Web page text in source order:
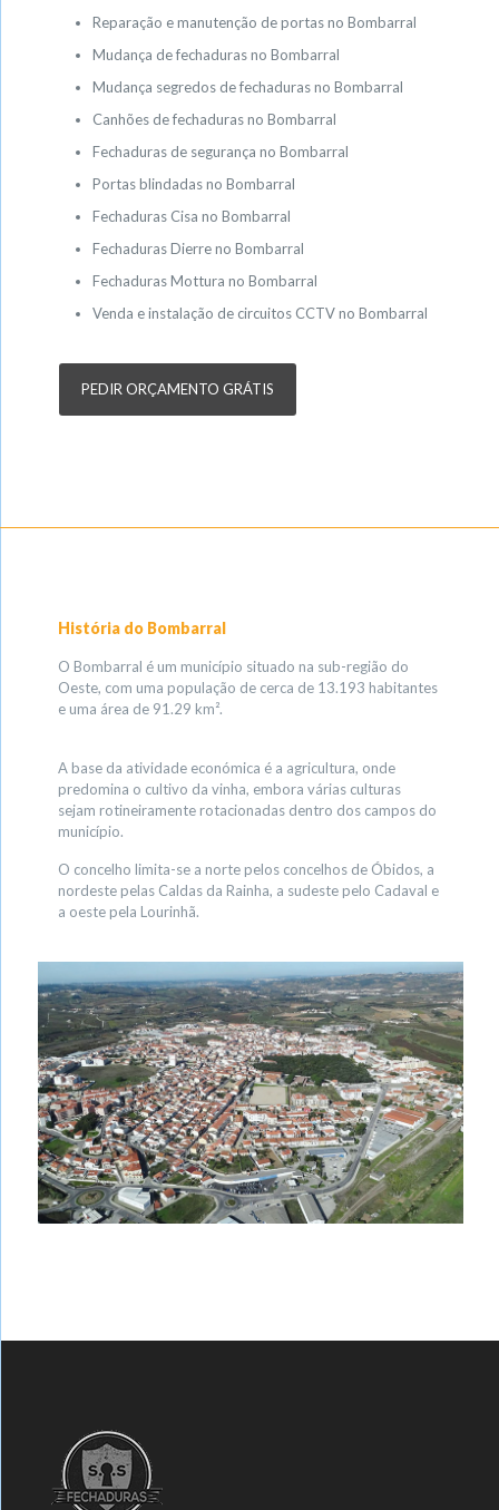
Reparação e manutenção de portas no Bombarral
Mudança de fechaduras no Bombarral
Mudança segredos de fechaduras no Bombarral
Canhões de fechaduras no Bombarral
Fechaduras de segurança no Bombarral
Portas blindadas no Bombarral
Fechaduras Cisa no Bombarral
Fechaduras Dierre no Bombarral
Fechaduras Mottura no Bombarral
Venda e instalação de circuitos CCTV no Bombarral
PEDIR ORÇAMENTO GRÁTIS
História do Bombarral
O Bombarral é um município situado na sub-região do
Oeste, com uma população de cerca de 13.193 habitantes
e uma área de 91.29 km².
A base da atividade económica é a agricultura, onde
predomina o cultivo da vinha, embora várias culturas
sejam rotineiramente rotacionadas dentro dos campos do
município.
O concelho limita-se a norte pelos concelhos de Óbidos, a
nordeste pelas Caldas da Rainha, a sudeste pelo Cadaval e
a oeste pela Lourinhã.